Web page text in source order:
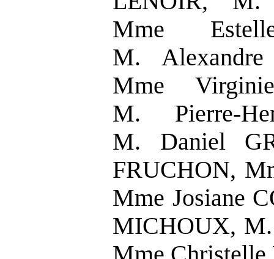
Mme
M. Alexandre
Mme
M. Pierre-
M. Daniel
FRUCHON,
Mme Josiane
MICHOUX,